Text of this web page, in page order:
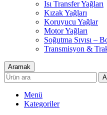
Isı Transfer Yağları
Kızak Yağları
Koruyucu Yağlar
Motor Yağları
Soğutma Sıvısı –
Transmisyon &
Aramak
Menü
Kategoriler